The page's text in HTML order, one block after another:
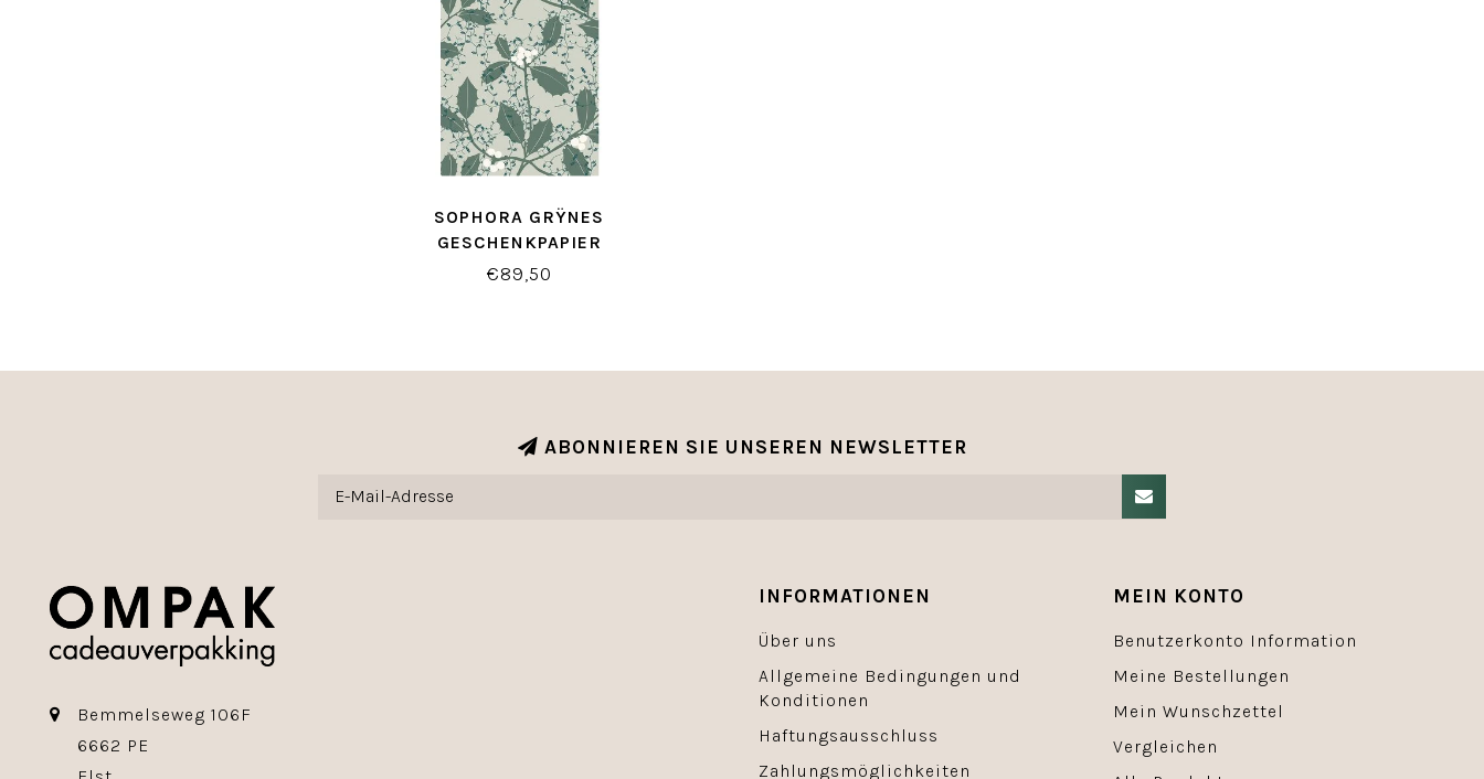
SOPHORA GRŸNES
GESCHENKPAPIER
€89,50
ABONNIEREN SIE UNSEREN NEWSLETTER
Bemmelseweg 106F
6662 PE
INFORMATIONEN
Über uns
Allgemeine Bedingungen und
Konditionen
Haftungsausschluss
Zahlungsmöglichkeiten
MEIN KONTO
Benutzerkonto Information
Meine Bestellungen
Mein Wunschzettel
Vergleichen